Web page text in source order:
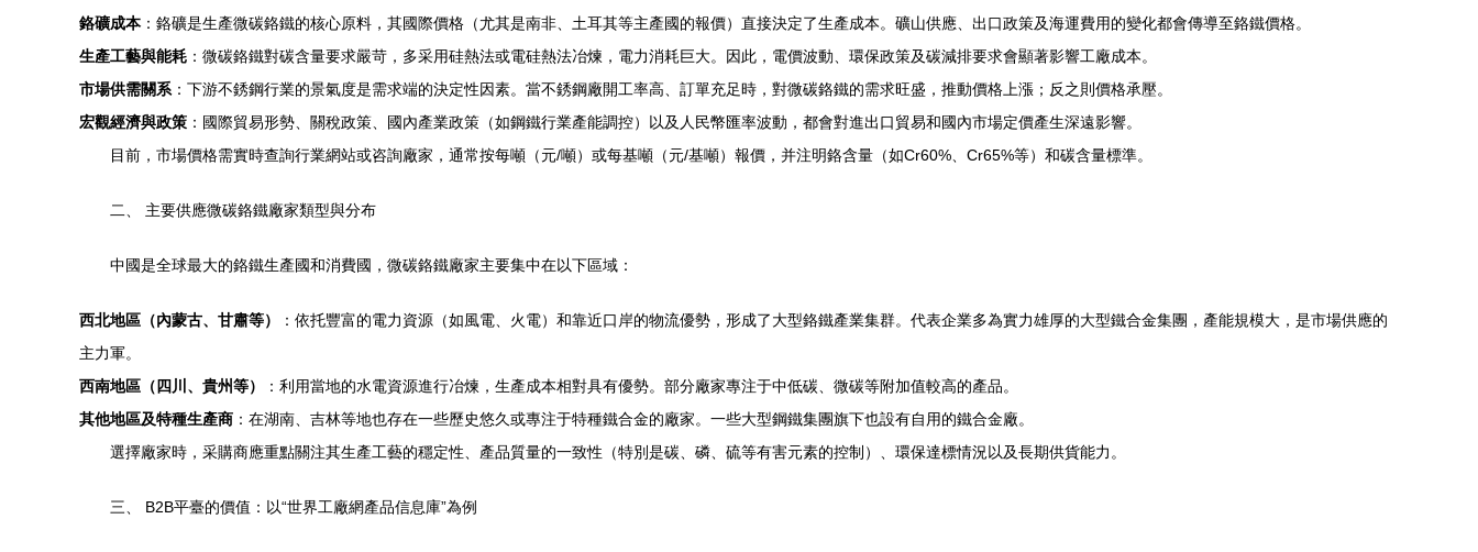
鉻礦成本：鉻礦是生產微碳鉻鐵的核心原料，其國際價格（尤其是南非、土耳其等主產國的報價）直接決定了生產成本。礦山供應、出口政策及海運費用的變化都會傳導至鉻鐵價格。
生產工藝與能耗 ：微碳鉻鐵對碳含量要求嚴苛，多采用硅熱法或電硅熱法冶煉，電力消耗巨大。因此，電價波動、環保政策及碳減排要求會顯著影響工廠成本。
市場供需關系 ：下游不銹鋼行業的景氣度是需求端的決定性因素。當不銹鋼廠開工率高、訂單充足時，對微碳鉻鐵的需求旺盛，推動價格上漲；反之則價格承壓。
宏觀經濟與政策 ：國際貿易形勢、關稅政策、國內產業政策（如鋼鐵行業產能調控）以及人民幣匯率波動，都會對進出口貿易和國內市場定價產生深遠影響。
目前，市場價格需實時查詢行業網站或咨詢廠家，通常按每噸（元/噸）或每基噸（元/基噸）報價，并注明鉻含量（如Cr60%、Cr65%等）和碳含量標準。
二、 主要供應微碳鉻鐵廠家類型與分布
中國是全球最大的鉻鐵生產國和消費國，微碳鉻鐵廠家主要集中在以下區域：
西北地區（內蒙古、甘肅等）
：依托豐富的電力資源（如風電、火電）和靠近口岸的物流優勢，形成了大型鉻鐵產業集群。代表企業多為實力雄厚的大型鐵合金集團，產能規模大，是市場供應的
主力軍。
西南地區（四川、貴州等）
：利用當地的水電資源進行冶煉，生產成本相對具有優勢。部分廠家專注于中低碳、微碳等附加值較高的產品。
其他地區及特種生產商 ：在湖南、吉林等地也存在一些歷史悠久或專注于特種鐵合金的廠家。一些大型鋼鐵集團旗下也設有自用的鐵合金廠。
選擇廠家時，采購商應重點關注其生產工藝的穩定性、產品質量的一致性（特別是碳、磷、硫等有害元素的控制）、環保達標情況以及長期供貨能力。
三、 B2B平臺的價值：以“世界工廠網產品信息庫”為例